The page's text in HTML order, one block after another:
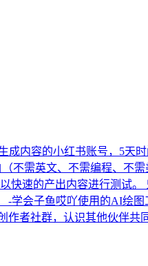
内容的小红书账号，5天
不需英文、不需编程、不
速的产出内容进行测试
-学会子鱼哎吖使用的AI
作者社群，认识其他伙伴